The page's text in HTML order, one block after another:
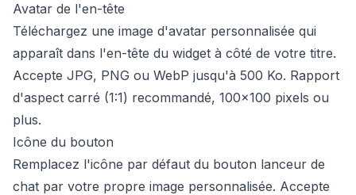
Avatar de l'en-tête
Téléchargez une image d'avatar personnalisée qui
apparaît dans l'en-tête du widget à côté de votre titre.
Accepte JPG, PNG ou WebP jusqu'à 500 Ko. Rapport
d'aspect carré (1:1) recommandé, 100x100 pixels ou
plus.
Icône du bouton
Remplacez l'icône par défaut du bouton lanceur de
chat par votre propre image personnalisée. Accepte